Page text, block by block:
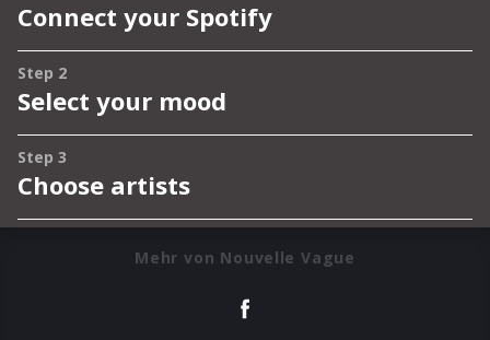
Mehr von Nouvelle Vague